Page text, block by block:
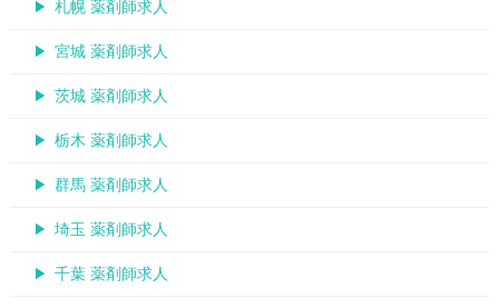
札幌 薬剤師求人
宮城 薬剤師求人
茨城 薬剤師求人
栃木 薬剤師求人
群馬 薬剤師求人
埼玉 薬剤師求人
千葉 薬剤師求人